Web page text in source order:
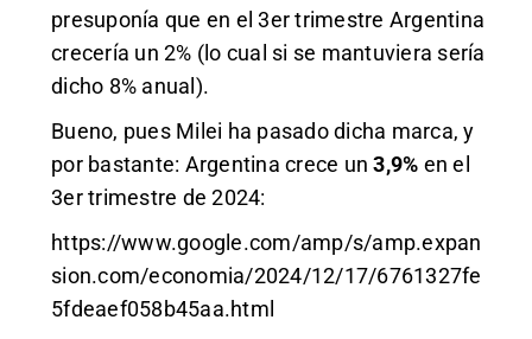
presuponía que en el 3er trimestre Argentina
crecería un 2% (lo cual si se mantuviera sería
dicho 8% anual).
Bueno, pues Milei ha pasado dicha marca, y
por bastante: Argentina crece un3,9% en el
3er trimestre de 2024:
https://www.google.com/amp/s/amp.expan
sion.com/economia/2024/12/17/6761327fe
5fdeaef058b45aa.html